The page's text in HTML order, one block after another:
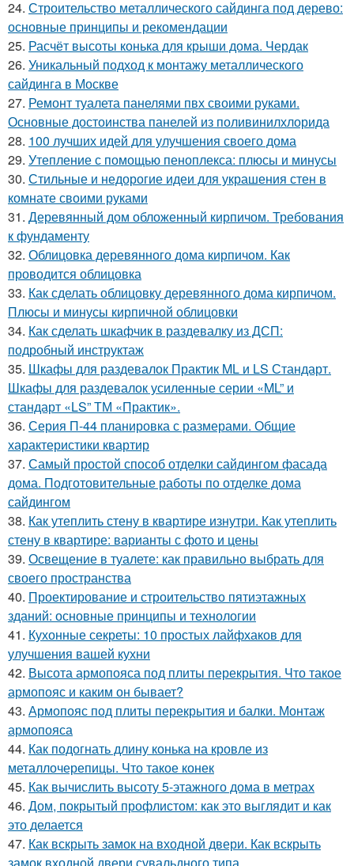
24. Строительство металлического сайдинга под дерево:
основные принципы и рекомендации
25. Расчёт высоты конька для крыши дома. Чердак
26. Уникальный подход к монтажу металлического
сайдинга в Москве
27. Ремонт туалета панелями пвх своими руками.
Основные достоинства панелей из поливинилхлорида
28. 100 лучших идей для улучшения своего дома
29. Утепление с помощью пеноплекса: плюсы и минусы
30. Стильные и недорогие идеи для украшения стен в
комнате своими руками
31. Деревянный дом обложенный кирпичом. Требования
к фундаменту
32. Облицовка деревянного дома кирпичом. Как
проводится облицовка
33. Как сделать облицовку деревянного дома кирпичом.
Плюсы и минусы кирпичной облицовки
34. Как сделать шкафчик в раздевалку из ДСП:
подробный инструктаж
35. Шкафы для раздевалок Практик ML и LS Стандарт.
Шкафы для раздевалок усиленные серии «ML” и
стандарт «LS” ТМ «Практик».
36. Серия П-44 планировка с размерами. Общие
характеристики квартир
37. Самый простой способ отделки сайдингом фасада
дома. Подготовительные работы по отделке дома
сайдингом
38. Как утеплить стену в квартире изнутри. Как утеплить
стену в квартире: варианты с фото и цены
39. Освещение в туалете: как правильно выбрать для
своего пространства
40. Проектирование и строительство пятиэтажных
зданий: основные принципы и технологии
41. Кухонные секреты: 10 простых лайфхаков для
улучшения вашей кухни
42. Высота армопояса под плиты перекрытия. Что такое
армопояс и каким он бывает?
43. Армопояс под плиты перекрытия и балки. Монтаж
армопояса
44. Как подогнать длину конька на кровле из
металлочерепицы. Что такое конек
45. Как вычислить высоту 5-этажного дома в метрах
46. Дом, покрытый профлистом: как это выглядит и как
это делается
47. Как вскрыть замок на входной двери. Как вскрыть